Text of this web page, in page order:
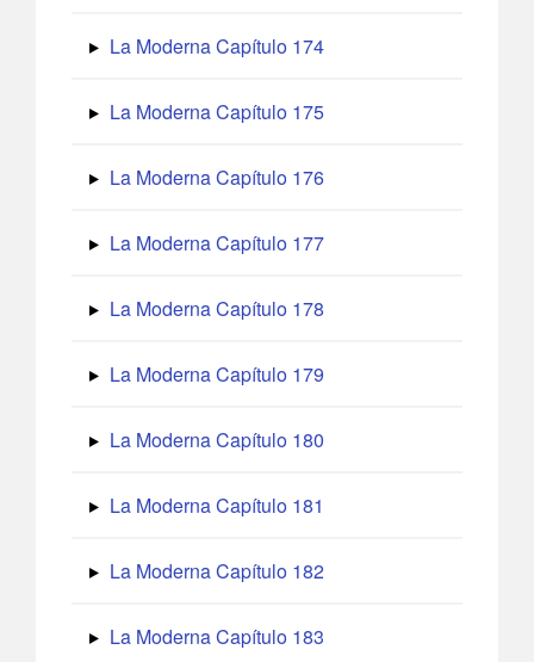
La Moderna Capítulo 174
La Moderna Capítulo 175
La Moderna Capítulo 176
La Moderna Capítulo 177
La Moderna Capítulo 178
La Moderna Capítulo 179
La Moderna Capítulo 180
La Moderna Capítulo 181
La Moderna Capítulo 182
La Moderna Capítulo 183